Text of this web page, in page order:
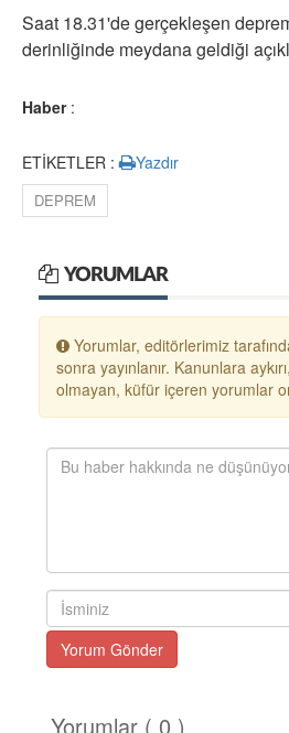
Saat 18.31'de gerçekleşen
derinliğinde meydana geldiği
Haber:
ETİKETLER : Yazdır
DEPREM
YORUMLAR
Yorumlar, editörlerimiz
sonra yayınlanır. Kanunlara
olmayan, küfür içeren yorumlar
Yorum Gönder
Yorumlar ( 0 )